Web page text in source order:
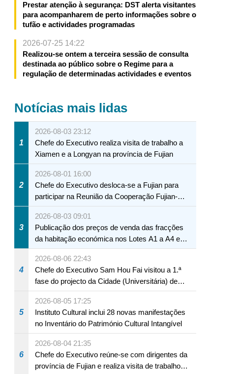
Prestar atenção à segurança: DST alerta visitantes
para acompanharem de perto informações sobre o
tufão e actividades programadas
2026-07-25 14:22
Realizou-se ontem a terceira sessão de consulta
destinada ao público sobre o Regime para a
regulação de determinadas actividades e eventos
Notícias mais lidas
1
2026-08-03 23:12
Chefe do Executivo realiza visita de trabalho a
Xiamen e a Longyan na província de Fujian
2
2026-08-01 16:00
Chefe do Executivo desloca-se a Fujian para
participar na Reunião da Cooperação Fujian-
Macau
3
2026-08-03 09:01
Publicação dos preços de venda das fracções
da habitação económica nos Lotes A1 a A4 e
A12 da Zona A dos Novos Aterros
4
2026-08-06 22:43
Chefe do Executivo Sam Hou Fai visitou a 1.ª
fase do projecto da Cidade (Universitária) de
Educação Internacional de Macau e Hengqin
5
2026-08-05 17:25
Instituto Cultural inclui 28 novas manifestações
no Inventário do Património Cultural Intangível
6
2026-08-04 21:35
Chefe do Executivo reúne-se com dirigentes da
província de Fujian e realiza visita de trabalho